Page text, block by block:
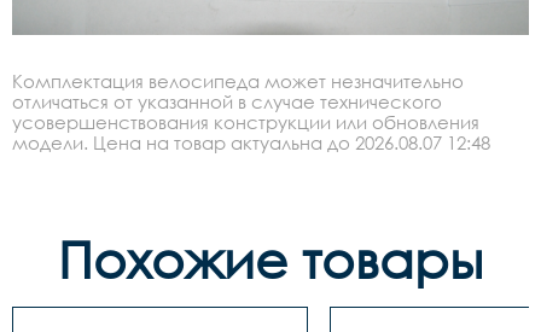
Комплектация велосипеда может незначительно
отличаться от указанной в случае технического
усовершенствования конструкции или обновления
модели. Цена на товар актуальна до 2026.08.07 12:48
Похожие товары